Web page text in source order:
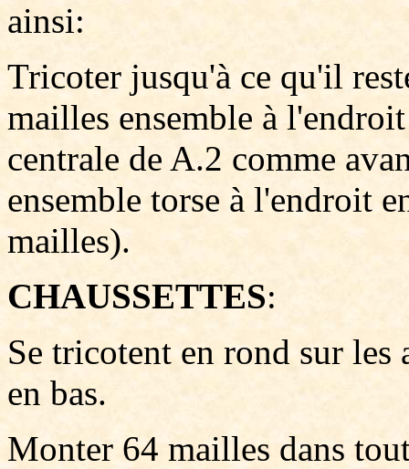
ainsi:
Tricoter jusqu'à ce qu'il
mailles ensemble à
centrale de A.2 comme
ensemble torse à l'endroit
mailles).
CHAUSSETTES:
Se tricotent en rond sur
en bas.
Monter 64 mailles dans